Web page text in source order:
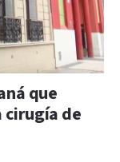
que
cirugía de